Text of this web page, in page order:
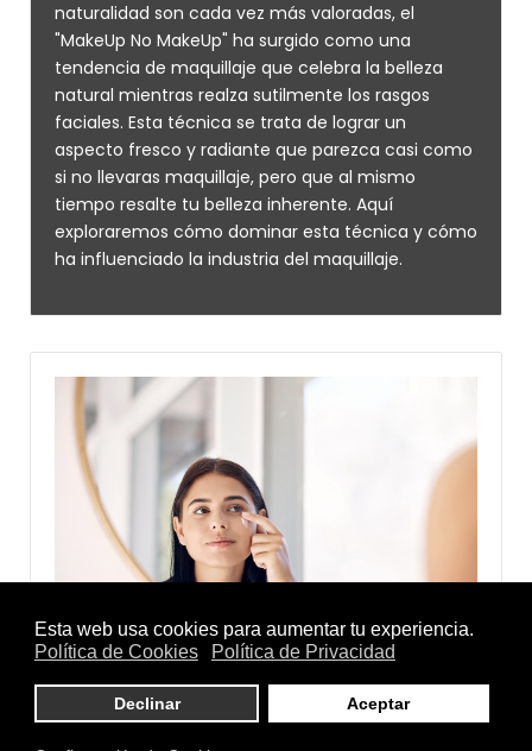
naturalidad son cada vez más valoradas, el
"MakeUp No MakeUp" ha surgido como una
tendencia de maquillaje que celebra la belleza
natural mientras realza sutilmente los rasgos
faciales. Esta técnica se trata de lograr un
aspecto fresco y radiante que parezca casi como
si no llevaras maquillaje, pero que al mismo
tiempo resalte tu belleza inherente. Aquí
exploraremos cómo dominar esta técnica y cómo
ha influenciado la industria del maquillaje.
¿Manchas? Despídete de ellas